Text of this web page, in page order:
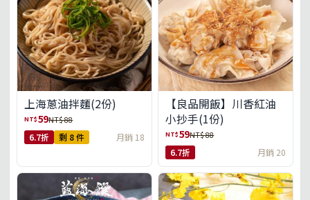
上海蔥油拌麵(2份)
NT$59NT$ 88
6.7折 剩 8 件 月銷 18
【良品開飯】川香紅油
小抄手(1份)
NT$59NT$ 88
6.7折 月銷 20